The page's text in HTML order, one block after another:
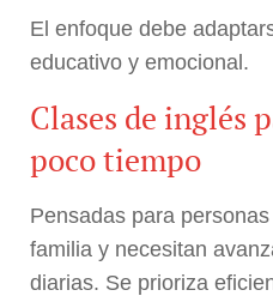
El enfoque debe
educativo y emocional.
Clases de inglés
poco tiempo
Pensadas para
familia y necesitan
diarias. Se prioriza